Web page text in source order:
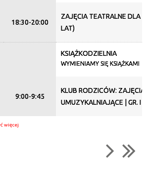
18:30-20:00
ZAJĘCIA TEATRALNE DLA
LAT)
KSIĄŻKODZIELNIA
WYMIENIAMY SIĘ KSIĄŻKAMI
9:00-9:45
KLUB RODZICÓW: ZAJĘCIA
UMUZYKALNIAJĄCE | GR. I